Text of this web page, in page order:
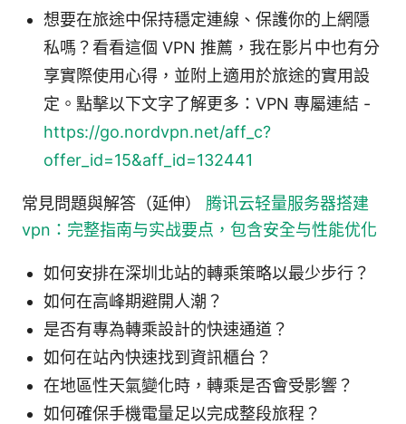
想要在旅途中保持穩定連線、保護你的上網隱
私嗎？看看這個 VPN 推薦，我在影片中也有分
享實際使用心得，並附上適用於旅途的實用設
定。點擊以下文字了解更多：VPN 專屬連結 -
https://go.nordvpn.net/aff_c?
offer_id=15&aff_id=132441
常見問題與解答（延伸） 腾讯云轻量服务器搭建
vpn：完整指南与实战要点，包含安全与性能优化
如何安排在深圳北站的轉乘策略以最少步行？
如何在高峰期避開人潮？
是否有專為轉乘設計的快速通道？
如何在站內快速找到資訊櫃台？
在地區性天氣變化時，轉乘是否會受影響？
如何確保手機電量足以完成整段旅程？